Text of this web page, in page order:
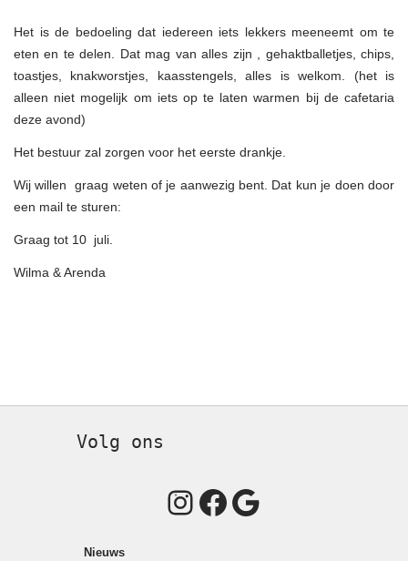
Het is de bedoeling dat iedereen iets lekkers meeneemt om te
eten en te delen. Dat mag van alles zijn , gehaktballetjes, chips,
toastjes, knakworstjes, kaasstengels, alles is welkom. (het is
alleen niet mogelijk om iets op te laten warmen bij de cafetaria
deze avond)
Het bestuur zal zorgen voor het eerste drankje.
Wij willen graag weten of je aanwezig bent. Dat kun je doen door
een mail te sturen:
Graag tot 10 juli.
Wilma & Arenda
Volg ons
Instagram
Facebook
Google
Nieuws